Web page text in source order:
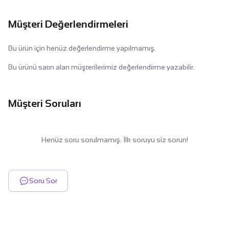
Müşteri Değerlendirmeleri
Bu ürün için henüz değerlendirme yapılmamış.
Bu ürünü satın alan müşterilerimiz değerlendirme yazabilir.
Müşteri Soruları
Henüz soru sorulmamış. İlk soruyu siz sorun!
Soru Sor